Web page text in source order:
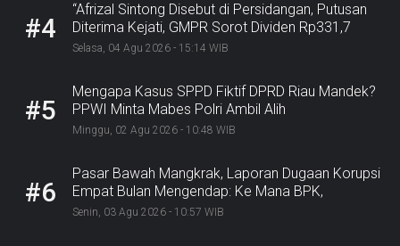
#4
“Afrizal Sintong Disebut di Persidangan, Putusan
Diterima Kejati, GMPR Sorot Dividen Rp331,7
Miliar”
Selasa, 04 Agu 2026 - 15:14 WIB
#5
Mengapa Kasus SPPD Fiktif DPRD Riau Mandek?
PPWI Minta Mabes Polri Ambil Alih
Minggu, 02 Agu 2026 - 10:48 WIB
#6
Pasar Bawah Mangkrak, Laporan Dugaan Korupsi
Empat Bulan Mengendap: Ke Mana BPK,
Inspektorat, dan Kejaksaan?
Senin, 03 Agu 2026 - 10:57 WIB